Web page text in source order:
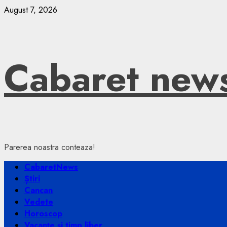
Skip
August 7, 2026
Cabaret
Parerea noastra conteaza!
Primary
Menu
CabaretNews
Știri
Cancan
Vedete
Horoscop